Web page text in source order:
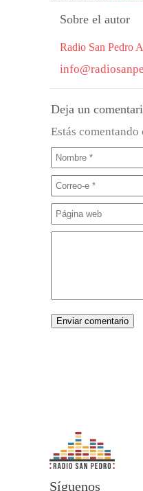
Sobre el autor
Radio San Pedro
Deja un
Estás
Síguenos